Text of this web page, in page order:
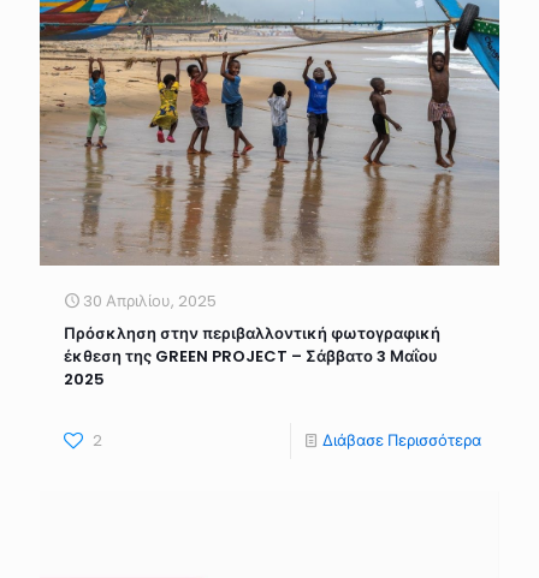
30 Απριλίου, 2025
Πρόσκληση στην περιβαλλοντική φωτογραφική
έκθεση της GREEN PROJECT – Σάββατο 3 Μαΐου
2025
2 Διάβασε Περισσότερα